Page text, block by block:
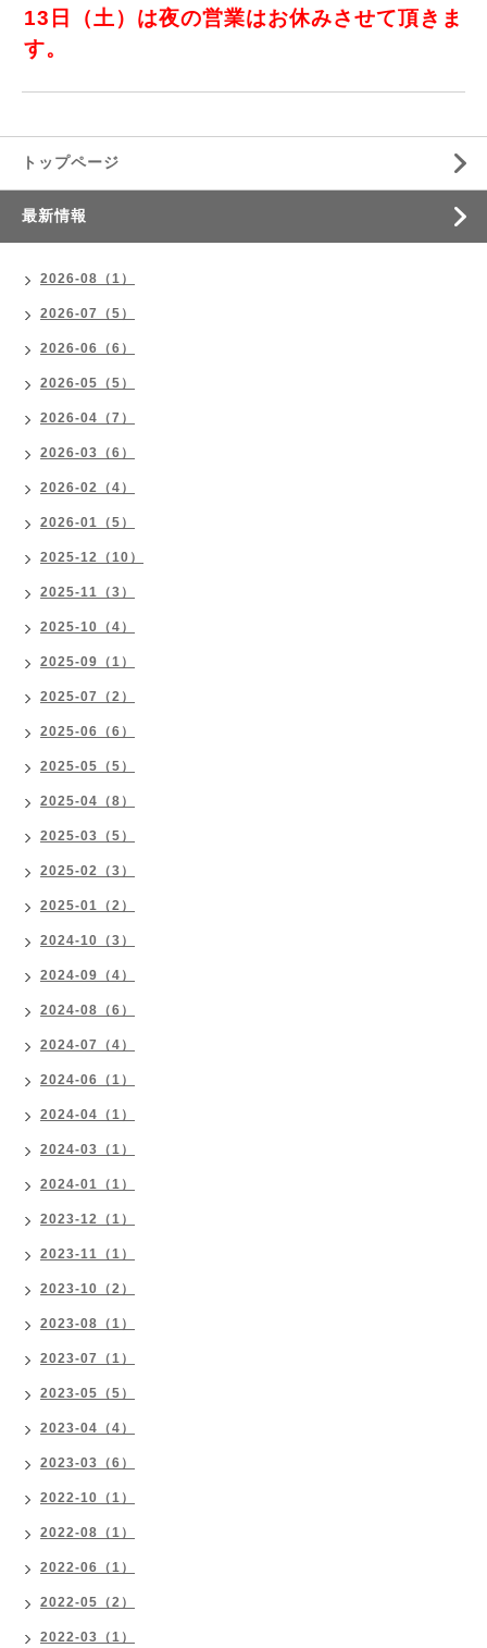
13日（土）は夜の営業はお休みさせて頂きま
す。
トップページ
最新情報
2026-08（1）
2026-07（5）
2026-06（6）
2026-05（5）
2026-04（7）
2026-03（6）
2026-02（4）
2026-01（5）
2025-12（10）
2025-11（3）
2025-10（4）
2025-09（1）
2025-07（2）
2025-06（6）
2025-05（5）
2025-04（8）
2025-03（5）
2025-02（3）
2025-01（2）
2024-10（3）
2024-09（4）
2024-08（6）
2024-07（4）
2024-06（1）
2024-04（1）
2024-03（1）
2024-01（1）
2023-12（1）
2023-11（1）
2023-10（2）
2023-08（1）
2023-07（1）
2023-05（5）
2023-04（4）
2023-03（6）
2022-10（1）
2022-08（1）
2022-06（1）
2022-05（2）
2022-03（1）